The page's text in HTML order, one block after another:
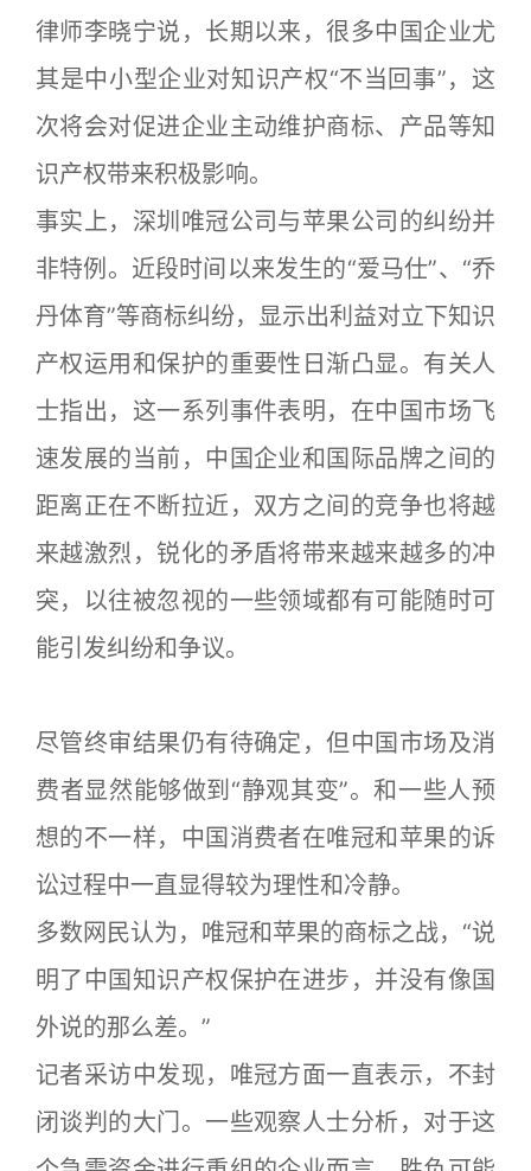
律师李晓宁说，长期以来，很多中国企业尤
其是中小型企业对知识产权“不当回事”，这
次将会对促进企业主动维护商标、产品等知
识产权带来积极影响。
事实上，深圳唯冠公司与苹果公司的纠纷并
非特例。近段时间以来发生的“爱马仕”、“乔
丹体育”等商标纠纷，显示出利益对立下知识
产权运用和保护的重要性日渐凸显。有关人
士指出，这一系列事件表明，在中国市场飞
速发展的当前，中国企业和国际品牌之间的
距离正在不断拉近，双方之间的竞争也将越
来越激烈，锐化的矛盾将带来越来越多的冲
突，以往被忽视的一些领域都有可能随时可
能引发纠纷和争议。
尽管终审结果仍有待确定，但中国市场及消
费者显然能够做到“静观其变”。和一些人预
想的不一样，中国消费者在唯冠和苹果的诉
讼过程中一直显得较为理性和冷静。
多数网民认为，唯冠和苹果的商标之战，“说
明了中国知识产权保护在进步，并没有像国
外说的那么差。”
记者采访中发现，唯冠方面一直表示，不封
闭谈判的大门。一些观察人士分析，对于这